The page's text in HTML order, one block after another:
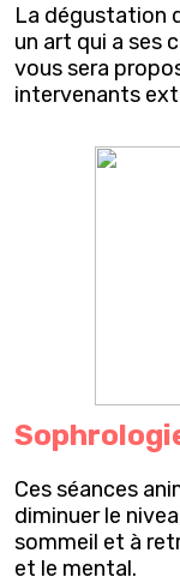
La dégustation
un art qui a ses
vous sera
intervenants
Ces séances
diminuer le
sommeil et à
et le mental.